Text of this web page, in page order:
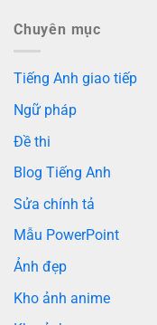
Chuyên mục
Tiếng Anh giao tiếp
Ngữ pháp
Đề thi
Blog Tiếng Anh
Sửa chính tả
Mẫu PowerPoint
Ảnh đẹp
Kho ảnh anime